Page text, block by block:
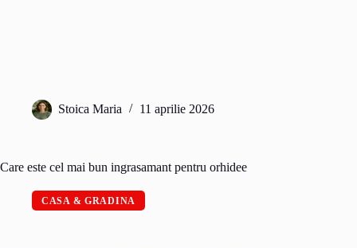
Stoica Maria 11 aprilie 2026
Care este cel mai bun ingrasamant pentru orhidee
CASA & GRADINA